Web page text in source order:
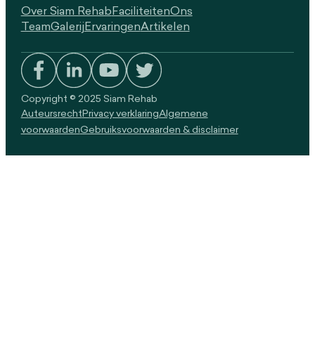
Over Siam Rehab FaciliteitenOns
TeamGalerij ErvaringenArtikelen
Copyright © 2025 Siam Rehab
AuteursrechtPrivacy verklaringAlgemene
voorwaardenGebruiksvoorwaarden & disclaimer